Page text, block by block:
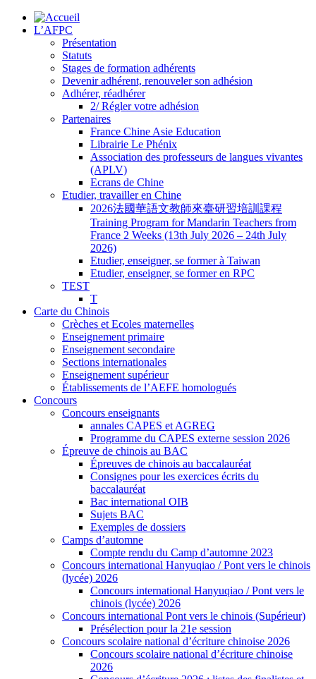
L’AFPC
Présentation
Statuts
Stages de formation adhérents
Devenir adhérent, renouveler son adhésion
Adhérer, réadhérer
2/ Régler votre adhésion
Partenaires
France Chine Asie Education
Librairie Le Phénix
Association des professeurs de langues vivantes
(APLV)
Ecrans de Chine
Etudier, travailler en Chine
2026法國華語文教師來臺研習培訓課程
Training Program for Mandarin Teachers from
France 2 Weeks (13th July 2026 – 24th July
2026)
Etudier, enseigner, se former à Taiwan
Etudier, enseigner, se former en RPC
TEST
T
Carte du Chinois
Crèches et Ecoles maternelles
Enseignement primaire
Enseignement secondaire
Sections internationales
Enseignement supérieur
Établissements de l’AEFE homologués
Concours
Concours enseignants
annales CAPES et AGREG
Programme du CAPES externe session 2026
Épreuve de chinois au BAC
Épreuves de chinois au baccalauréat
Consignes pour les exercices écrits du
baccalauréat
Bac international OIB
Sujets BAC
Exemples de dossiers
Camps d’automne
Compte rendu du Camp d’automne 2023
Concours international Hanyuqiao / Pont vers le chinois
(lycée) 2026
Concours international Hanyuqiao / Pont vers le
chinois (lycée) 2026
Concours international Pont vers le chinois (Supérieur)
Présélection pour la 21e session
Concours scolaire national d’écriture chinoise 2026
Concours scolaire national d’écriture chinoise
2026